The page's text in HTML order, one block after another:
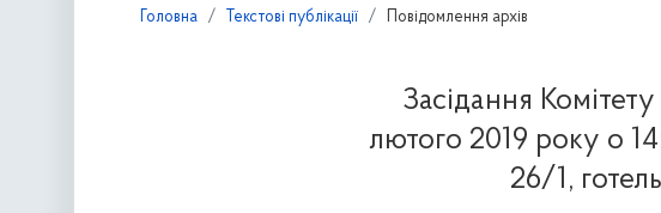
Головна Текстові публікації Повідомлення архів
Засідання
лютого 2019 року о
26/1,